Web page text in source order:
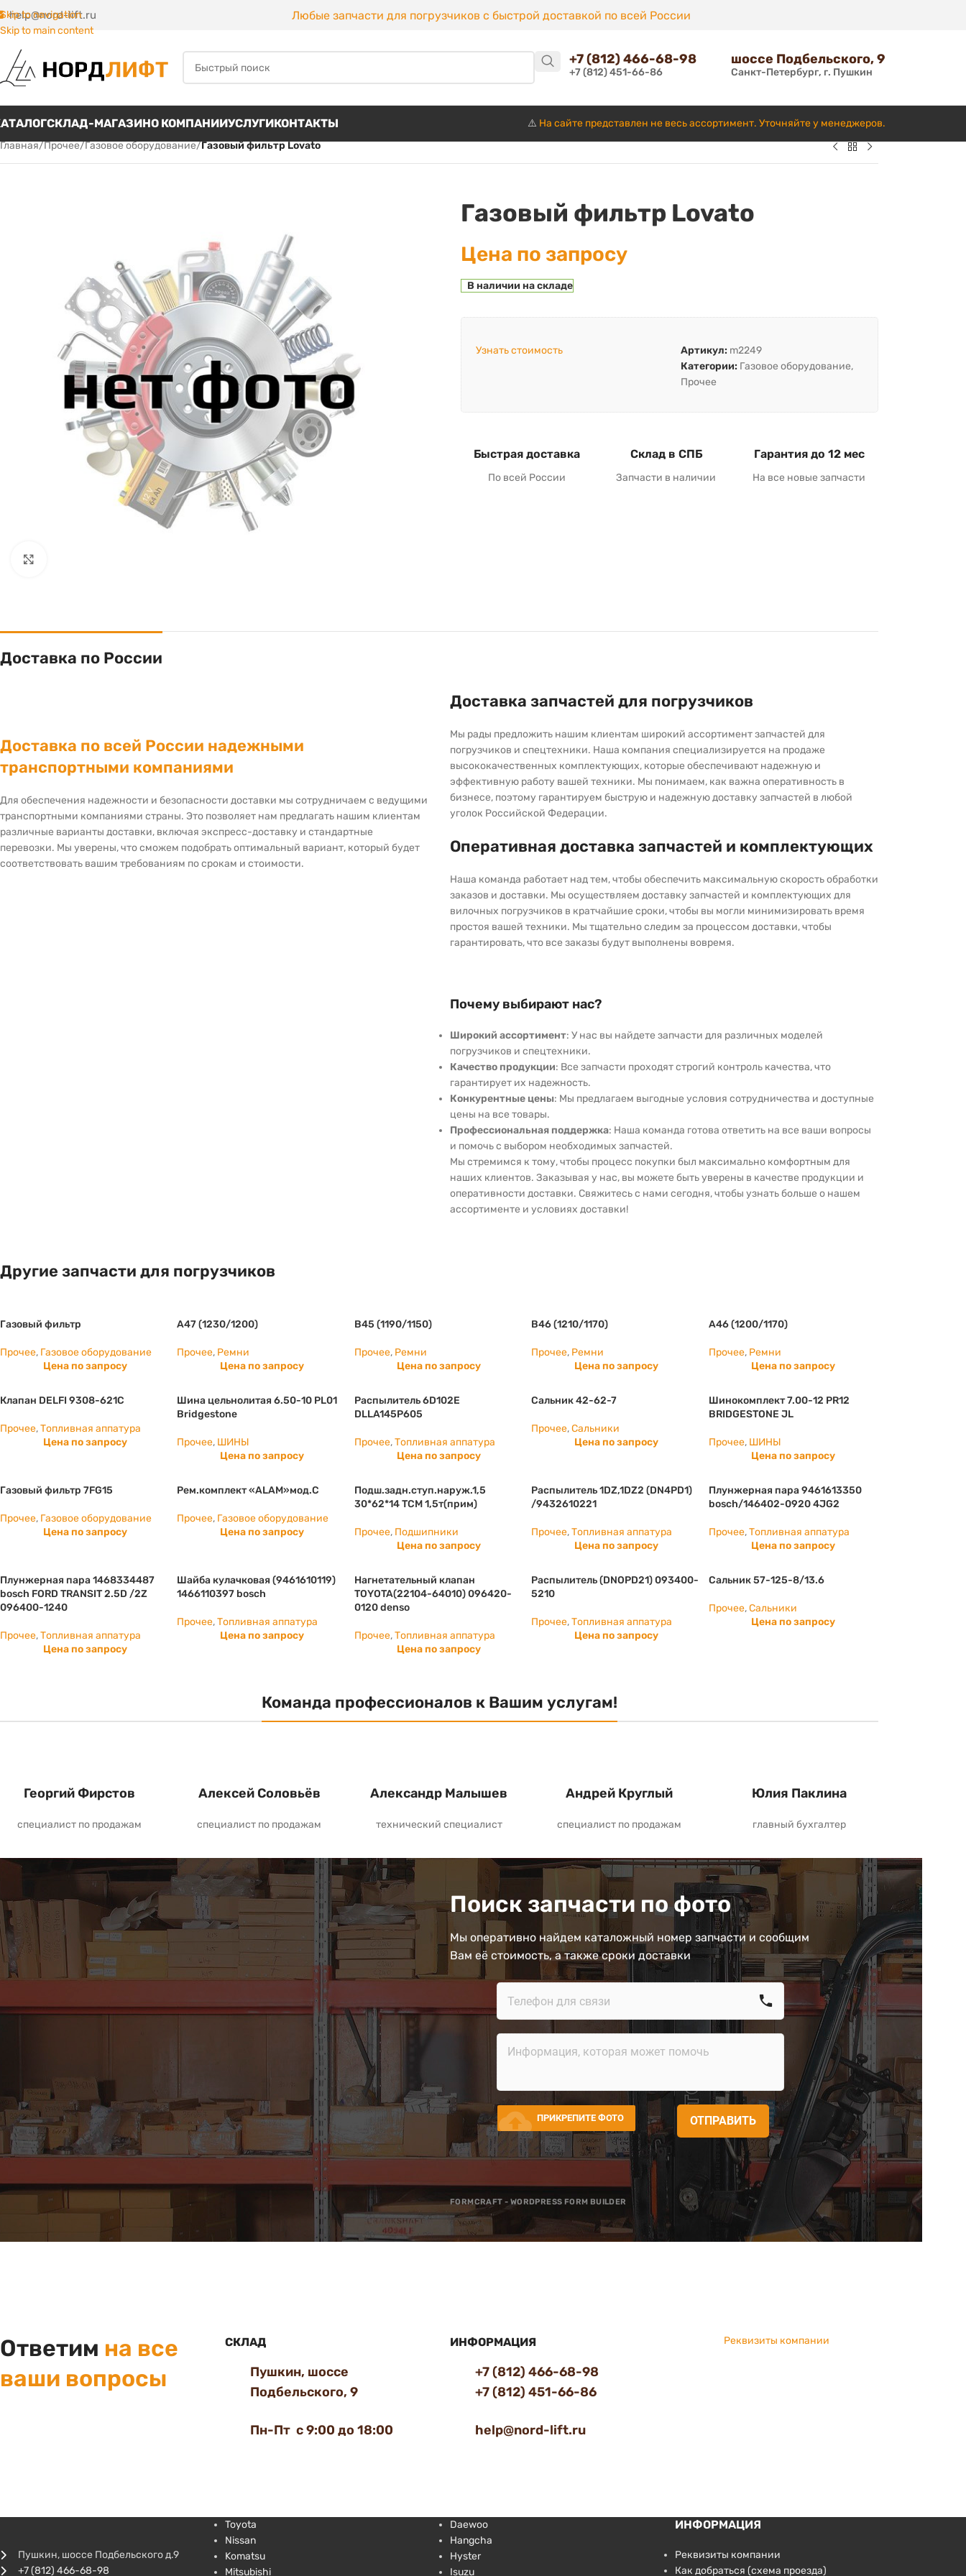
Skip to navigation
Skip to main content
help@nord-lift.ru Любые запчасти для погрузчиков с быстрой доставкой по всей России
+7 (812) 466-68-98
+7 (812) 451-66-86
шоссе Подбельского, 9
Санкт-Петербург, г. Пушкин
СКЛАД-МАГАЗИНО КОМПАНИИУСЛУГИКОНТАКТЫ ⚠️ На сайте представлен не весь ассортимент. Уточняйте у менеджеров.
Главная/Прочее/Газовое оборудование/Газовый фильтр Lovato
Газовый фильтр Lovato
Цена по запросу
В наличии на складе
Узнать стоимость Артикул: m2249
Категории: Газовое оборудование,
Прочее
Быстрая доставка
По всей России
Склад в СПБ
Запчасти в наличии
Гарантия до 12 мес
На все новые запчасти
Доставка по России
Доставка по всей России надежными
транспортными компаниями
Для обеспечения надежности и безопасности доставки мы сотрудничаем с ведущими
транспортными компаниями страны. Это позволяет нам предлагать нашим клиентам
различные варианты доставки, включая экспресс-доставку и стандартные
перевозки. Мы уверены, что сможем подобрать оптимальный вариант, который будет
соответствовать вашим требованиям по срокам и стоимости.
Доставка запчастей для погрузчиков
Мы рады предложить нашим клиентам широкий ассортимент запчастей для
погрузчиков и спецтехники. Наша компания специализируется на продаже
высококачественных комплектующих, которые обеспечивают надежную и
эффективную работу вашей техники. Мы понимаем, как важна оперативность в
бизнесе, поэтому гарантируем быструю и надежную доставку запчастей в любой
уголок Российской Федерации.
Оперативная доставка запчастей и комплектующих
Наша команда работает над тем, чтобы обеспечить максимальную скорость обработки
заказов и доставки. Мы осуществляем доставку запчастей и комплектующих для
вилочных погрузчиков в кратчайшие сроки, чтобы вы могли минимизировать время
простоя вашей техники. Мы тщательно следим за процессом доставки, чтобы
гарантировать, что все заказы будут выполнены вовремя.
Почему выбирают нас?
Широкий ассортимент: У нас вы найдете запчасти для различных моделей
погрузчиков и спецтехники.
Качество продукции: Все запчасти проходят строгий контроль качества, что
гарантирует их надежность.
Конкурентные цены: Мы предлагаем выгодные условия сотрудничества и доступные
цены на все товары.
Профессиональная поддержка: Наша команда готова ответить на все ваши вопросы
и помочь с выбором необходимых запчастей.
Мы стремимся к тому, чтобы процесс покупки был максимально комфортным для
наших клиентов. Заказывая у нас, вы можете быть уверены в качестве продукции и
оперативности доставки. Свяжитесь с нами сегодня, чтобы узнать больше о нашем
ассортименте и условиях доставки!
Другие запчасти для погрузчиков
Газовый фильтр
Прочее, Газовое оборудование
Цена по запросу
А47 (1230/1200)
Прочее, Ремни
Цена по запросу
B45 (1190/1150)
Прочее, Ремни
Цена по запросу
B46 (1210/1170)
Прочее, Ремни
Цена по запросу
А46 (1200/1170)
Прочее, Ремни
Цена по запросу
Клапан DELFI 9308-621C
Прочее,Топливная аппатура
Цена по запросу
Шина цельнолитая 6.50-10 PL01
Bridgestone
Прочее, ШИНЫ
Цена по запросу
Распылитель 6D102E
DLLA145P605
Прочее,Топливная аппатура
Цена по запросу
Сальник 42-62-7
Прочее,Сальники
Цена по запросу
Шинокомплект 7.00-12 PR12
BRIDGESTONE JL
Прочее, ШИНЫ
Цена по запросу
Газовый фильтр 7FG15
Прочее, Газовое оборудование
Цена по запросу
Рем.комплект «ALAM»мод.С
Прочее, Газовое оборудование
Цена по запросу
Подш.задн.ступ.наруж.1,5
30*62*14 ТСМ 1,5т(прим)
Прочее, Подшипники
Цена по запросу
Распылитель 1DZ,1DZ2 (DN4PD1)
/9432610221
Прочее,Топливная аппатура
Цена по запросу
Плунжерная пара 9461613350
bosch/146402-0920 4JG2
Прочее, Топливная аппатура
Цена по запросу
Плунжерная пара 1468334487
bosch FORD TRANSIT 2.5D /2Z
096400-1240
Прочее,Топливная аппатура
Цена по запросу
Шайба кулачковая (9461610119)
1466110397 bosch
Прочее,Топливная аппатура
Цена по запросу
Нагнетательный клапан
TOYOTA(22104-64010) 096420-
0120 denso
Прочее,Топливная аппатура
Цена по запросу
Распылитель (DNOPD21) 093400-
5210
Прочее,Топливная аппатура
Цена по запросу
Сальник 57-125-8/13.6
Прочее, Сальники
Цена по запросу
Команда профессионалов к Вашим услугам!
Георгий Фирстов
специалист по продажам
Алексей Соловьёв
специалист по продажам
Александр Малышев
технический специалист
Андрей Круглый
специалист по продажам
Юлия Паклина
главный бухгалтер
Поиск запчасти по фото
Мы оперативно найдем каталожный номер запчасти и сообщим
Вам её стоимость, а также сроки доставки
call
cloud_upload ПРИКРЕПИТЕ ФОТО ОТПРАВИТЬ
FORMCRAFT - WORDPRESS FORM BUILDER
Ответим на все
ваши вопросы
СКЛАД
Пушкин, шоссе
Подбельского, 9
Пн-Пт с 9:00 до 18:00
ИНФОРМАЦИЯ
+7 (812) 466-68-98
+7 (812) 451-66-86
help@nord-lift.ru
Реквизиты компании
Пушкин, шоссе Подбельского д.9
+7 (812) 466-68-98
Toyota
Nissan
Komatsu
Mitsubishi
Daewoo
Hangcha
Hyster
Isuzu
ИНФОРМАЦИЯ
Реквизиты компании
Как добраться (схема проезда)